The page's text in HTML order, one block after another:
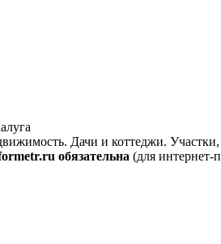
Дачи и коттеджи. Участки,
обязательна (для интернет-